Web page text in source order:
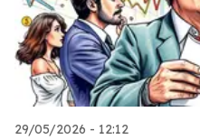
29/05/2026 - 12:12